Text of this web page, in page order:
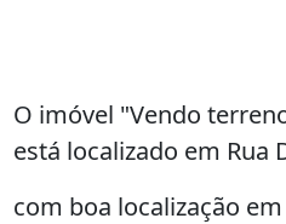
O imóvel "Vendo
está localizado em Rua
com boa localização